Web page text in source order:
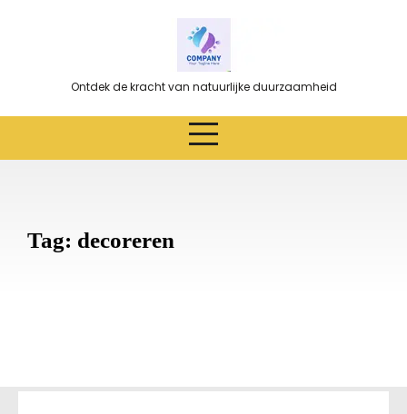
Ontdek de kracht van natuurlijke duurzaamheid
Tag: decoreren